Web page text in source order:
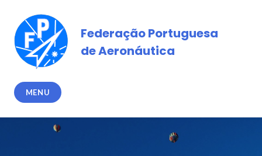
content
Federação Portuguesa
de Aeronáutica
MENU